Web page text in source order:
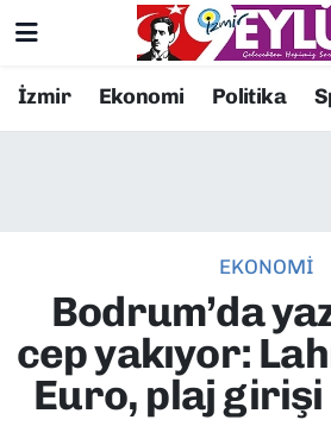
İzmir Ekonomi Politika
EKONOMİ
Bodrum’da
cep yakıyor:
Euro, plaj girişi
Resmi İlanlar
EKONOMİ
KÜLTÜR SANAT
Konak Nöbetçi Eczaneler
Süper Lig Puan Durumu ve
Tüm Manşetler
Son Dakika Haberleri